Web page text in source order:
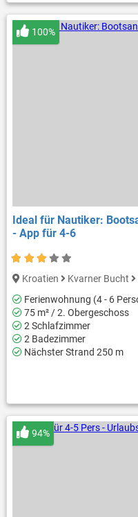
Ideal für Nautiker:
- App für 4-6
100%
Kroatien Kvarner Bucht
Ferienwohnung (4 - 6
75 m² / 2. Obergeschoss
2 Schlafzimmer
2 Badezimmer
Nächster Strand 250 m
94%